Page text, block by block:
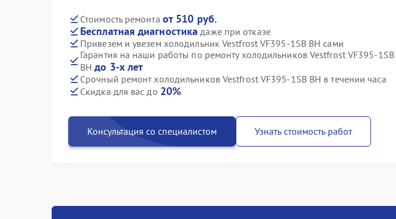
Стоимость ремонта от 510 руб.
Бесплатная диагностика даже при отказе
Привезем и увезем холодильник Vestfrost VF395-1SB BH сами
Гарантия на наши работы по ремонту холодильников Vestfrost VF395-1SB
BHдо 3-х лет
Срочный ремонт холодильников Vestfrost VF395-1SB BH в течении часа
Скидка для вас до 20%
Консультация со специалистом Узнать стоимость работ